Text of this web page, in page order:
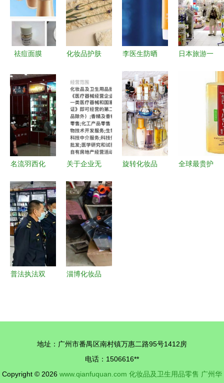
祛痘面膜
微信护肤代
加工厂与化
妆品卫生用
品零售一体
化解决方案
化妆品护肤
参考 从视
觉触达消费
者内心
李医生防晒
唯品会化妆
品专场解析
与选购指南
日本旅游一
家商场！化
妆品及卫生
名流羽西化
路径与经营
策略
关于企业无
售消毒水、
口罩并开具
发票的合规
解答
旋转化妆品
全球最贵护
普法执法双
淄博化妆品
地址：广州市番禺区南村镇万惠二路95号1412房
电话：1506616**
Copyright © 2026 www.qianfuquan.com 化妆品及卫生用品零售 广州华